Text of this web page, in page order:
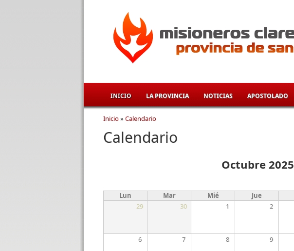
INICIO LA PROVINCIA NOTICIAS APOSTOLADO
Se encuentra usted aquí
Inicio» Calendario
Calendario
Octubre 2025
Lun Mar Mié Jue
29
30 1 2
6 7 8 9